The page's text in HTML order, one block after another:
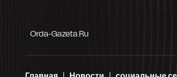
Orda-Gazeta.ru